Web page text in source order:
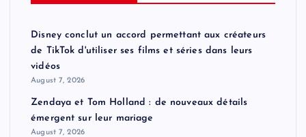
Disney conclut un accord permettant aux créateurs
de TikTok d'utiliser ses films et séries dans leurs
vidéos
August 7, 2026
Zendaya et Tom Holland : de nouveaux détails
émergent sur leur mariage
August 7, 2026